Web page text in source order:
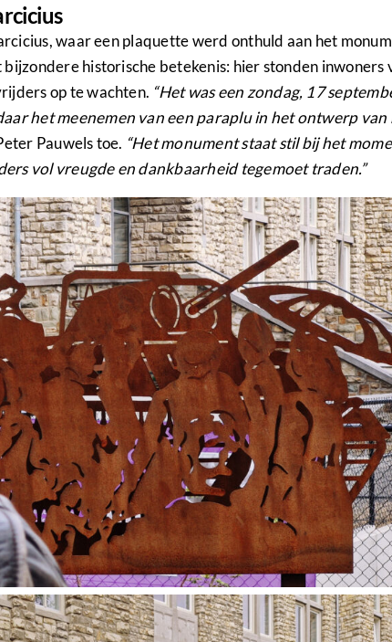
waar een plaquette werd onthuld aan het
bijzondere historische betekenis: hier stonden inwoners
op te wachten. “Het was een zondag, 17
het meenemen van een paraplu in het ontwerp van
Pauwels toe. “Het monument staat stil bij het
vol vreugde en dankbaarheid tegemoet traden.”